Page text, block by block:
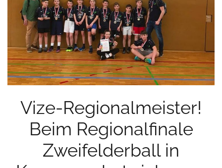
Vize-Regionalmeister!
Beim Regionalfinale
Zweifelderball in